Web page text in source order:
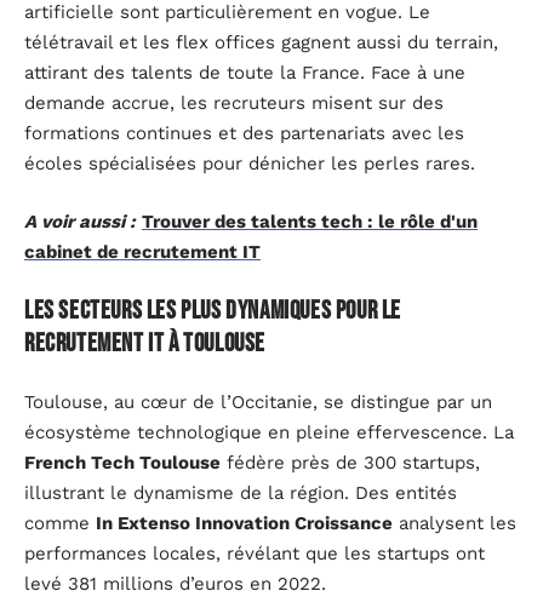
artificielle sont particulièrement en vogue. Le
télétravail et les flex offices gagnent aussi du terrain,
attirant des talents de toute la France. Face à une
demande accrue, les recruteurs misent sur des
formations continues et des partenariats avec les
écoles spécialisées pour dénicher les perles rares.
A voir aussi : Trouver des talents tech : le rôle d'un
cabinet de recrutement IT
Les secteurs les plus dynamiques pour le
recrutement IT à Toulouse
Toulouse, au cœur de l’Occitanie, se distingue par un
écosystème technologique en pleine effervescence. La
French Tech Toulouse fédère près de 300 startups,
illustrant le dynamisme de la région. Des entités
comme In Extenso Innovation Croissance analysent les
performances locales, révélant que les startups ont
levé 381 millions d’euros en 2022.